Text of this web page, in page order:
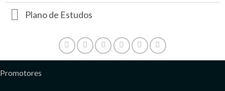
Plano de Estudos
Promotores